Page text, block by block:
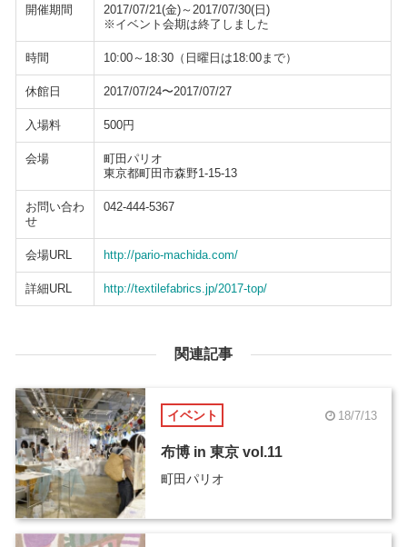
開催期間
2017/07/21(金)～2017/07/30(日)
※イベント会期は終了しました
時間 10:00～18:30（日曜日は18:00まで）
休館日 2017/07/24〜2017/07/27
入場料 500円
会場
町田パリオ
東京都町田市森野1-15-13
お問い合わ
せ
042-444-5367
会場URL http://pario-machida.com/
詳細URL http://textilefabrics.jp/2017-top/
関連記事
イベント 18/7/13
布博 in 東京 vol.11
町田パリオ